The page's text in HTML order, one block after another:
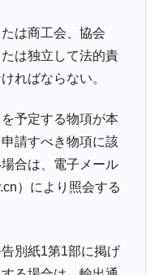
は商工会、協会
は独立して法的責
ればならない。
予定する物項が本
請すべき物項に該
合は、電子メール
）により照会する
別紙1第1部に掲げ